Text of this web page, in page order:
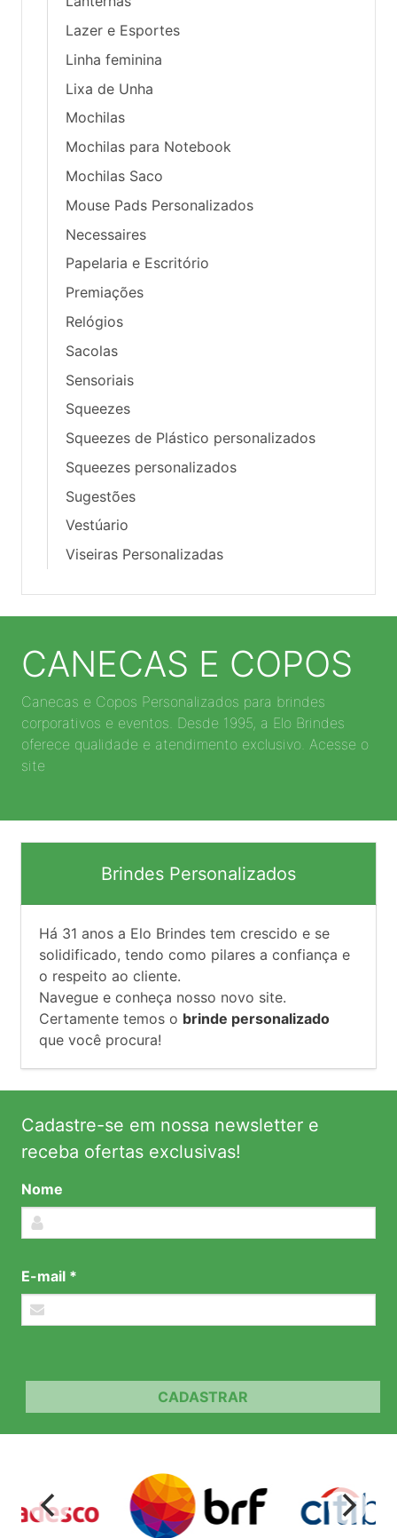
Lazer e Esportes
Linha feminina
Lixa de Unha
Mochilas
Mochilas para Notebook
Mochilas Saco
Mouse Pads Personalizados
Necessaires
Papelaria e Escritório
Premiações
Relógios
Sacolas
Sensoriais
Squeezes
Squeezes de Plástico personalizados
Squeezes personalizados
Sugestões
Vestúario
Viseiras Personalizadas
CANECAS E COPOS
Canecas e Copos Personalizados para brindes
corporativos e eventos. Desde 1995, a Elo Brindes
oferece qualidade e atendimento exclusivo. Acesse o
site
Brindes Personalizados
Há 31 anos a Elo Brindes tem crescido e se
solidificado, tendo como pilares a confiança e
o respeito ao cliente.
Navegue e conheça nosso novo site.
Certamente temos o brinde personalizado
que você procura!
Cadastre-se em nossa newsletter e
receba ofertas exclusivas!
Nome
E-mail *
CADASTRAR